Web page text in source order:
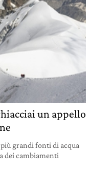
un appello
grandi fonti di acqua
dei cambiamenti